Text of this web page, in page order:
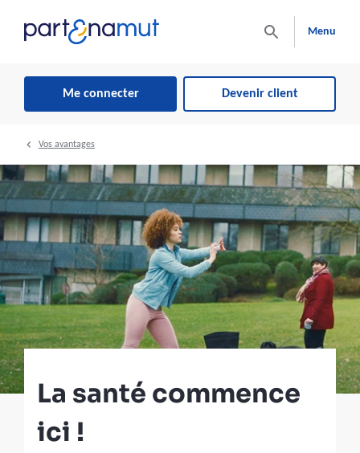
Menu
Me connecter Devenir client
Vos avantages
La santé commence
ici !